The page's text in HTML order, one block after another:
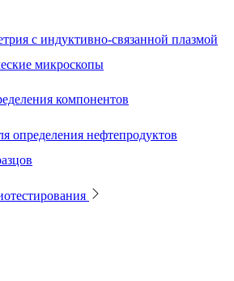
с индуктивно-связанной плазмой
микроскопы
компонентов
определения нефтепродуктов